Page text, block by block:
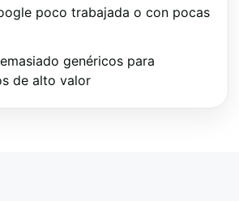
poco trabajada o con pocas
genéricos para
de alto valor